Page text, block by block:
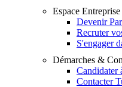
Espace Entreprise
Devenir
Recruter
S'engager
Démarches &
Candidater
Contacter